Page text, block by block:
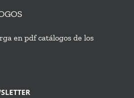
en pdf catálogos de los